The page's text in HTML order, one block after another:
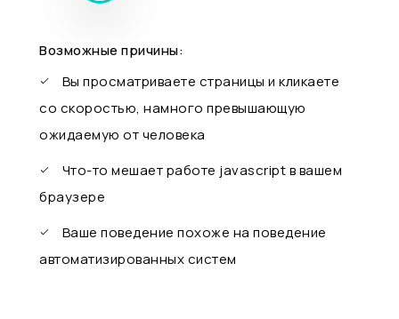
Возможные причины:
Вы просматриваете страницы и кликаете
со скоростью, намного превышающую
ожидаемую от человека
Что-то мешает работе javascript в вашем
браузере
Ваше поведение похоже на поведение
автоматизированных систем